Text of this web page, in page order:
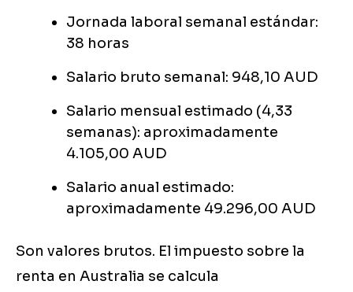
Jornada laboral semanal estándar:
38 horas
Salario bruto semanal: 948,10 AUD
Salario mensual estimado (4,33
semanas): aproximadamente
4.105,00 AUD
Salario anual estimado:
aproximadamente 49.296,00 AUD
Son valores brutos. El impuesto sobre la
renta en Australia se calcula